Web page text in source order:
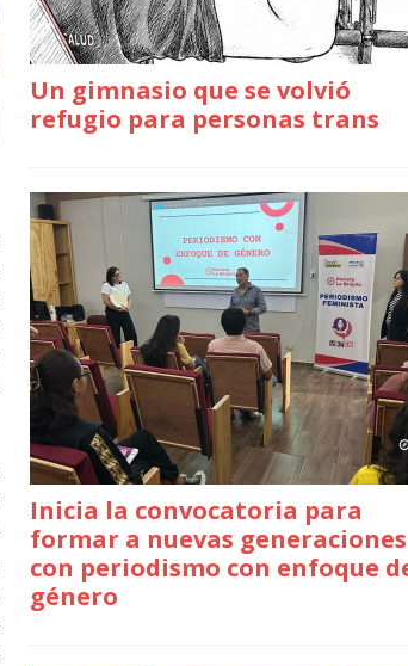
Un gimnasio que se volvió
refugio para personas trans
Inicia la convocatoria para
formar a nuevas generaciones
con periodismo con enfoque
género